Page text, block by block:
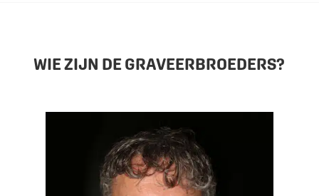
WIE ZIJN DE GRAVEERBROEDERS?